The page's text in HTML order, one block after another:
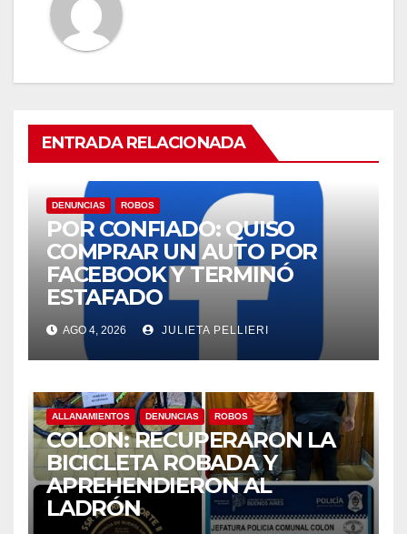
ENTRADA RELACIONADA
DENUNCIAS ROBOS
POR CONFIADO: QUISO
COMPRAR UN AUTO POR
FACEBOOK Y TERMINÓ
ESTAFADO
AGO 4, 2026 JULIETA PELLIERI
ALLANAMIENTOS DENUNCIAS ROBOS
COLON: RECUPERARON LA
BICICLETA ROBADA Y
APREHENDIERON AL
LADRÓN